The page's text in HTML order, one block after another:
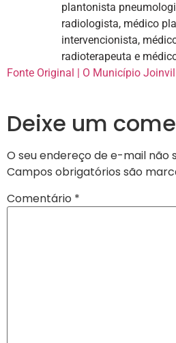
plantonista
radiologista, médico
intervencionista,
radioterapeuta e
Fonte Original | O Município
Deixe um
O seu endereço de e-mail não
Campos obrigatórios são
Comentário *